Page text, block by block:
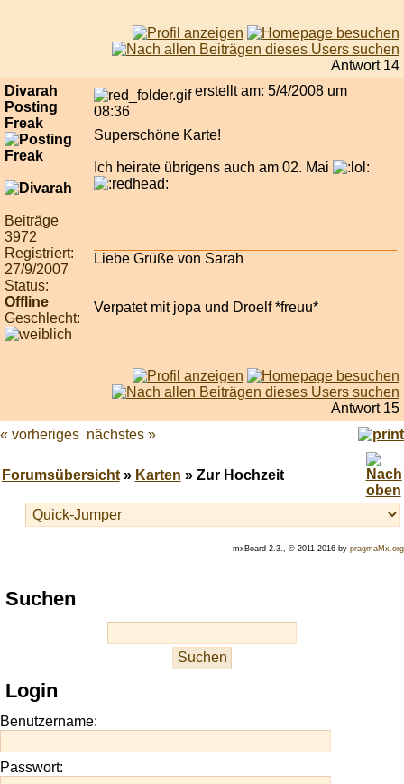
Antwort 14
Divarah
Posting
Freak
Beiträge
3972
Registriert:
27/9/2007
Status:
Offline
Geschlecht:
erstellt am: 5/4/2008 um
08:36
Superschöne Karte!
Ich heirate übrigens auch am 02. Mai
Liebe Grüße von Sarah
Verpatet mit jopa und Droelf *freuu*
Antwort 15
« vorheriges nächstes »
Forumsübersicht» Karten » Zur Hochzeit
mxBoard 2.3., © 2011-2016 by pragmaMx.org
Play
best
site
https://onlineslots.money/
Suchen
Login
Benutzername:
Passwort: